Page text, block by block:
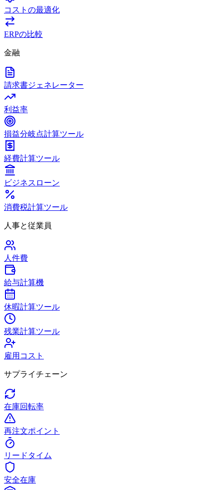
コストの最適化
ERPの比較
金融
請求書ジェネレーター
利益率
損益分岐点計算ツール
経費計算ツール
ビジネスローン
消費税計算ツール
人事と従業員
人件費
給与計算機
休暇計算ツール
残業計算ツール
雇用コスト
サプライチェーン
在庫回転率
再注文ポイント
リードタイム
安全在庫